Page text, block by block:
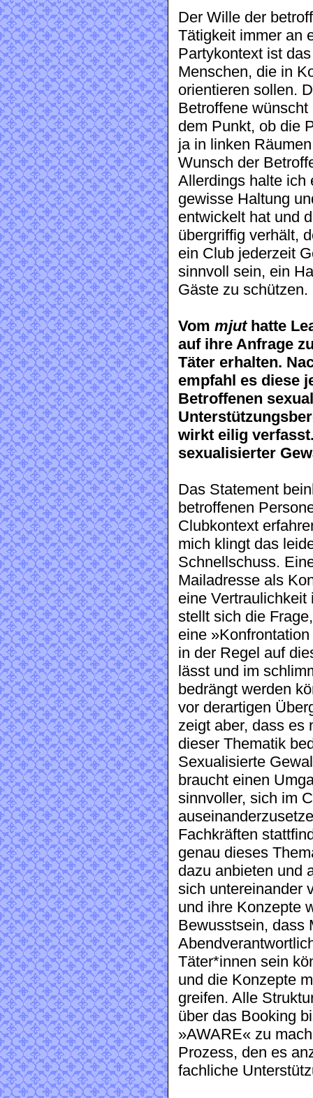
Der Wille der
Tätigkeit immer an
Partykontext ist
Menschen, die in
orientieren sollen.
Betroffene
dem Punkt, ob die
ja in linken
Wunsch der
Allerdings halte ich
gewisse Haltung
entwickelt hat und
übergriffig verhält,
ein Club jederzeit
sinnvoll sein, ein
Gäste zu schützen.
Vom mjuthatte
auf ihre Anfrage
Täter erhalten.
empfahl es diese
Betroffenen
wirkt eilig
sexualisierter
Das Statement
betroffenen
Clubkontext
mich klingt das
Schnellschuss.
Mailadresse als
eine
stellt sich die
eine
in der Regel auf
lässt und im
bedrängt werden
vor derartigen
zeigt aber, dass es
dieser Thematik
Sexualisierte
braucht einen
sinnvoller, sich im
Fachkräften
genau dieses
dazu anbieten und
sich untereinander
und ihre Konzepte
Bewusstsein, dass
Täter*innen sein
und die Konzepte
greifen. Alle
über das Booking
»AWARE« zu
Prozess, den es
fachliche